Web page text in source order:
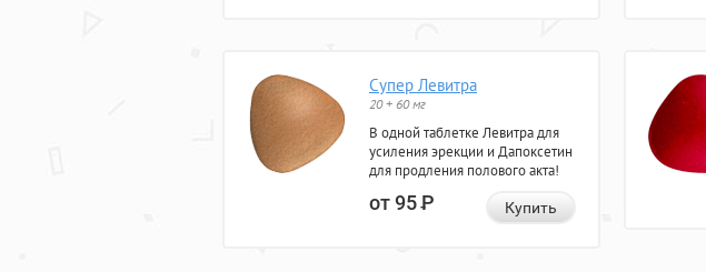
Супер Левитра
20 + 60 мг
В одной таблетке Левитра для
усиления эрекции и Дапоксетин
для продления полового акта!
от 95Р Купить